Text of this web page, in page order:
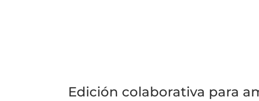
Edición colaborativa para